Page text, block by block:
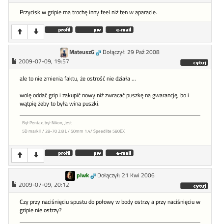
Przycisk w gripie ma trochę inny feel niż ten w aparacie.
MateuszG
Dołączył: 29 Paź 2008
2009-07-09, 19:57
ale to nie zmienia faktu, że ostrość nie działa ...
wolę oddać grip i zakupić nowy niż zwracać puszkę na gwarancję, bo i
wątpię żeby to była wina puszki.
Był Pentax, był Nikon, Jest
5D mark II / 28-70 2.8 L / 50mm 1.4/ Speedlite 580EX
plwk
Dołączył: 21 Kwi 2006
2009-07-09, 20:12
Czy przy naciśnięciu spustu do połowy w body ostrzy a przy naciśnięciu w
gripie nie ostrzy?